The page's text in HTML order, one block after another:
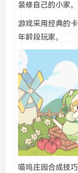
装修自己的小家。
游戏采用经典的
年龄段玩家‌。
喵呜庄园合成技